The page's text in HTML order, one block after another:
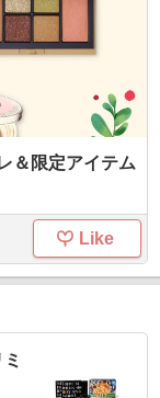
＆限定アイテム
Like